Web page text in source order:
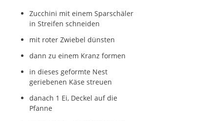
Zucchini mit einem Sparschäler
in Streifen schneiden
mit roter Zwiebel dünsten
dann zu einem Kranz formen
in dieses geformte Nest
geriebenen Käse streuen
danach 1 Ei, Deckel auf die
Pfanne